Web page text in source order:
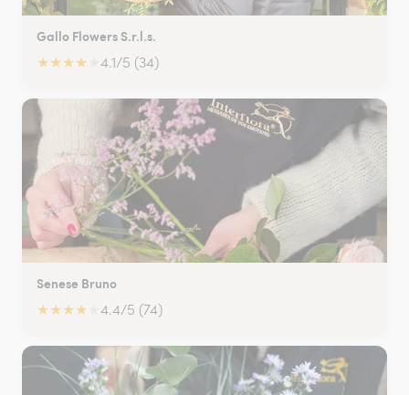
Gallo Flowers S.r.l.s.
★★★★ 4.1/5 (34)
Senese Bruno
★★★★ 4.4/5 (74)